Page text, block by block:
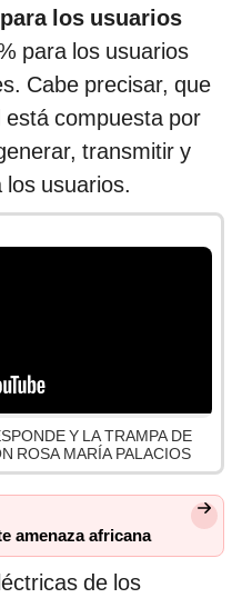
los usuarios
para los usuarios
Cabe precisar, que
compuesta por
transmitir y
usuarios.
Y LA TRAMPA DE
ROSA MARÍA PALACIOS
amenaza africana
de los